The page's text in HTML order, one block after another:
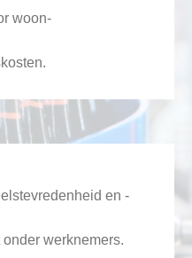
woon-
en -
werknemers.